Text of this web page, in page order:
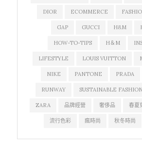
DIOR ECOMMERCE
GAP GUCCI H&M
HOW-TO-TIPS H＆M
LIFESTYLE LOUIS VUITTON
NIKE PANTONE PRADA
RUNWAY SUSTAINABLE
ZARA 品牌經營 奢侈品 春夏
流行色彩 瘋時尚 秋冬時尚